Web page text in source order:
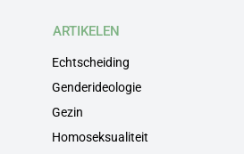
ARTIKELEN
Echtscheiding
Genderideologie
Gezin
Homoseksualiteit